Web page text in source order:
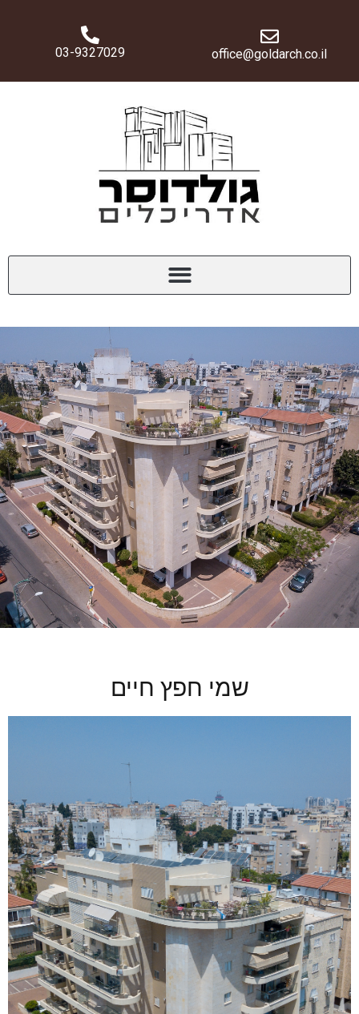
office@goldarch.co.il
03-9327029
שמי חפץ חיים